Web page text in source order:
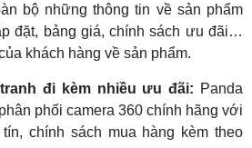
bộ những thông tin về sản phẩm
đặt, bảng giá, chính sách ưu đãi…
khách hàng về sản phẩm.
đi kèm nhiều ưu đãi: Panda
phối camera 360 chính hãng với
chính sách mua hàng kèm theo